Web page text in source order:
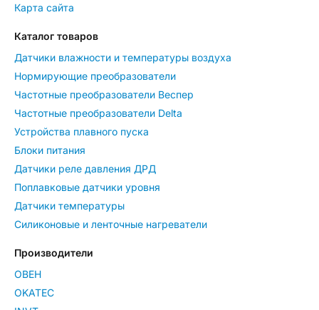
Карта сайта
Каталог товаров
Датчики влажности и температуры воздуха
Нормирующие преобразователи
Частотные преобразователи Веспер
Частотные преобразователи Delta
Устройства плавного пуска
Блоки питания
Датчики реле давления ДРД
Поплавковые датчики уровня
Датчики температуры
Силиконовые и ленточные нагреватели
Производители
ОВЕН
OKATEC